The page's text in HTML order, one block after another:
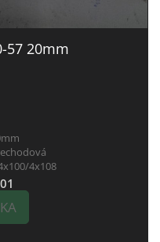
57 20mm
4x108